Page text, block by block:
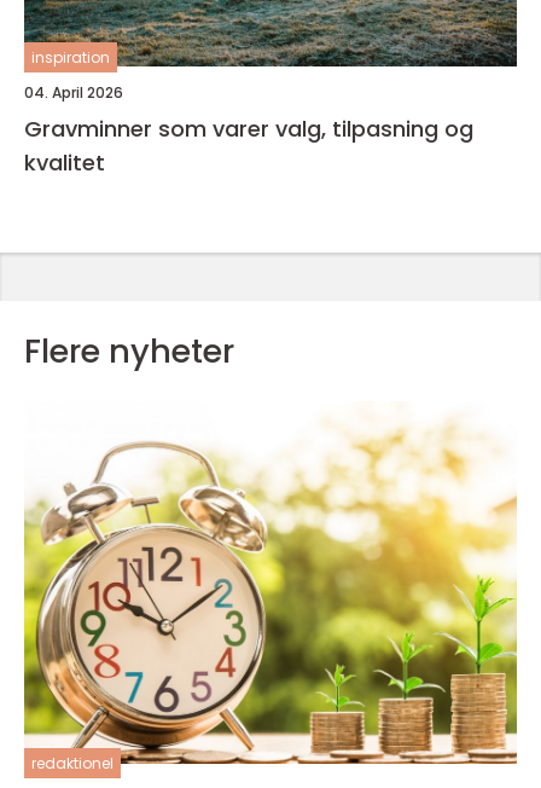
inspiration
04. April 2026
Gravminner som varer valg, tilpasning og
kvalitet
Flere nyheter
redaktionel